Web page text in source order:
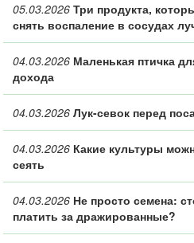
05.03.2026 Три продукта,
снять воспаление в сосудах
04.03.2026 Маленькая птичка
дохода
04.03.2026 Лук-севок перед
04.03.2026 Какие культуры
сеять
04.03.2026 Не просто семена:
платить за дражированные?